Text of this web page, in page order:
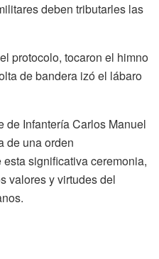
deben tributarles las
protocolo, tocaron el himno
de bandera izó el lábaro
de Infantería Carlos Manuel
de una orden
significativa ceremonia,
valores y virtudes del